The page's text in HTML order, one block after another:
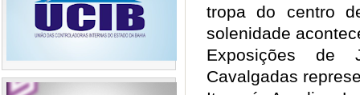
tropa do centro
solenidade
Exposições de
Cavalgadas